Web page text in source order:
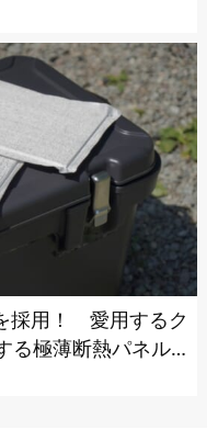
採用！ 愛用するク
る極薄断熱パネル